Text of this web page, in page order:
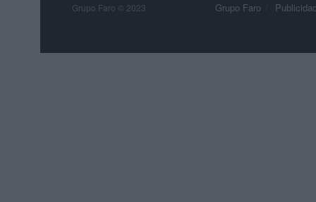
Grupo Faro Publicidad
Grupo Faro © 2023